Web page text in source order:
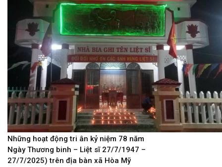
Những hoạt động tri ân kỷ niệm 78 năm
Ngày Thương binh – Liệt sĩ 27/7/1947 –
27/7/2025) trên địa bàn xã Hòa Mỹ